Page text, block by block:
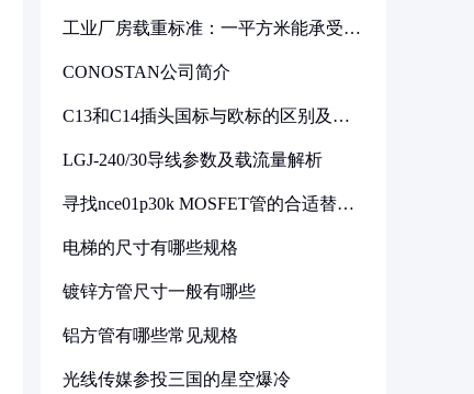
工业厂房载重标准：一平方米能承受多
CONOSTAN公司简介
C13和C14插头国标与欧标的区别及其
LGJ-240/30导线参数及载流量解析
寻找nce01p30k MOSFET管的合适替代
电梯的尺寸有哪些规格
镀锌方管尺寸一般有哪些
铝方管有哪些常见规格
光线传媒参投三国的星空爆冷